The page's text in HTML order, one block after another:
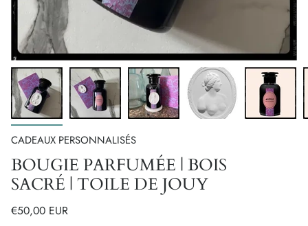
CADEAUX PERSONNALISÉS
BOUGIE PARFUMÉE | BOIS
SACRÉ | TOILE DE JOUY
€50,00 EUR